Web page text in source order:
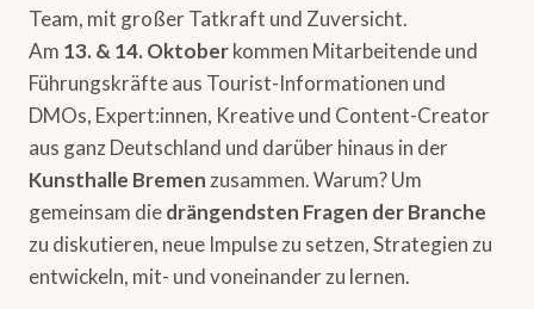
Team, mit großer Tatkraft und Zuversicht.
Am 13. & 14. Oktoberkommen Mitarbeitende und
Führungskräfte aus Tourist-Informationen und
DMOs, Expert:innen, Kreative und Content-Creator
aus ganz Deutschland und darüber hinaus in der
Kunsthalle Bremen zusammen. Warum? Um
gemeinsam diedrängendsten Fragen der Branche
zu diskutieren, neue Impulse zu setzen, Strategien zu
entwickeln, mit- und voneinander zu lernen.